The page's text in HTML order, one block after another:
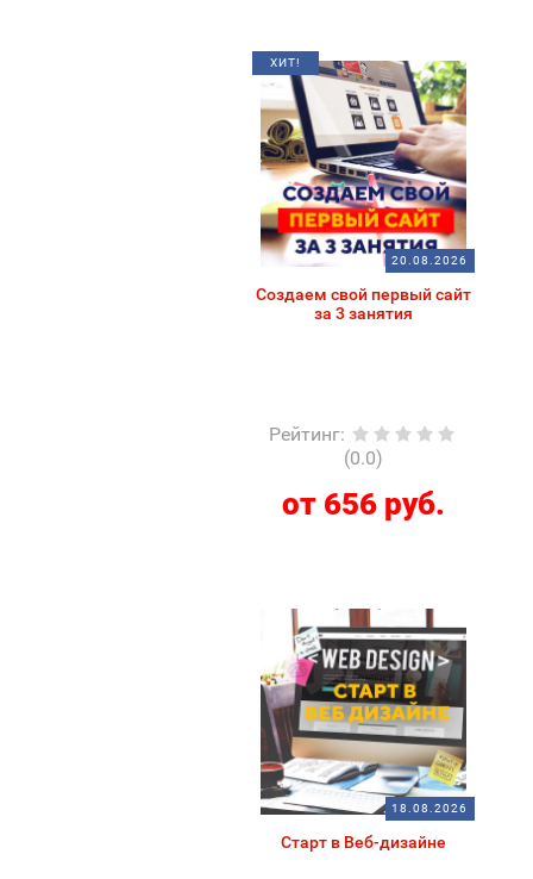
ХИТ!
20.08.2026
Создаем свой первый сайт
за 3 занятия
Рейтинг:
(0.0)
от 656 руб.
18.08.2026
Старт в Веб-дизайне